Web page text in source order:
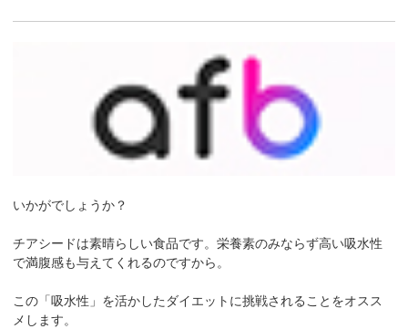
いかがでしょうか？
チアシードは素晴らしい食品です。栄養素のみならず高い吸水性
で満腹感も与えてくれるのですから。
この「吸水性」を活かしたダイエットに挑戦されることをオスス
メします。